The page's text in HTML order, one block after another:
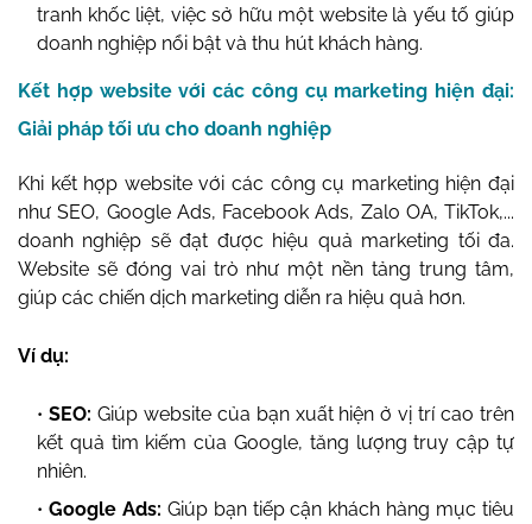
tranh khốc liệt, việc sở hữu một website là yếu tố giúp
doanh nghiệp nổi bật và thu hút khách hàng.
Kết hợp website với các công cụ marketing hiện đại:
Giải pháp tối ưu cho doanh nghiệp
Khi kết hợp website với các công cụ marketing hiện đại
như SEO, Google Ads, Facebook Ads, Zalo OA, TikTok,...
doanh nghiệp sẽ đạt được hiệu quả marketing tối đa.
Website sẽ đóng vai trò như một nền tảng trung tâm,
giúp các chiến dịch marketing diễn ra hiệu quả hơn.
Ví dụ:
SEO: Giúp website của bạn xuất hiện ở vị trí cao trên
kết quả tìm kiếm của Google, tăng lượng truy cập tự
nhiên.
Google Ads: Giúp bạn tiếp cận khách hàng mục tiêu